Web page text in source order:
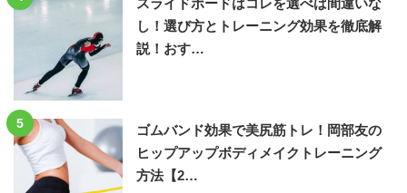
し！選び方とトレーニング効果を徹底解
説！おす…
5
ゴムバンド効果で美尻筋トレ！岡部友の
ヒップアップボディメイクトレーニング
方法【2…